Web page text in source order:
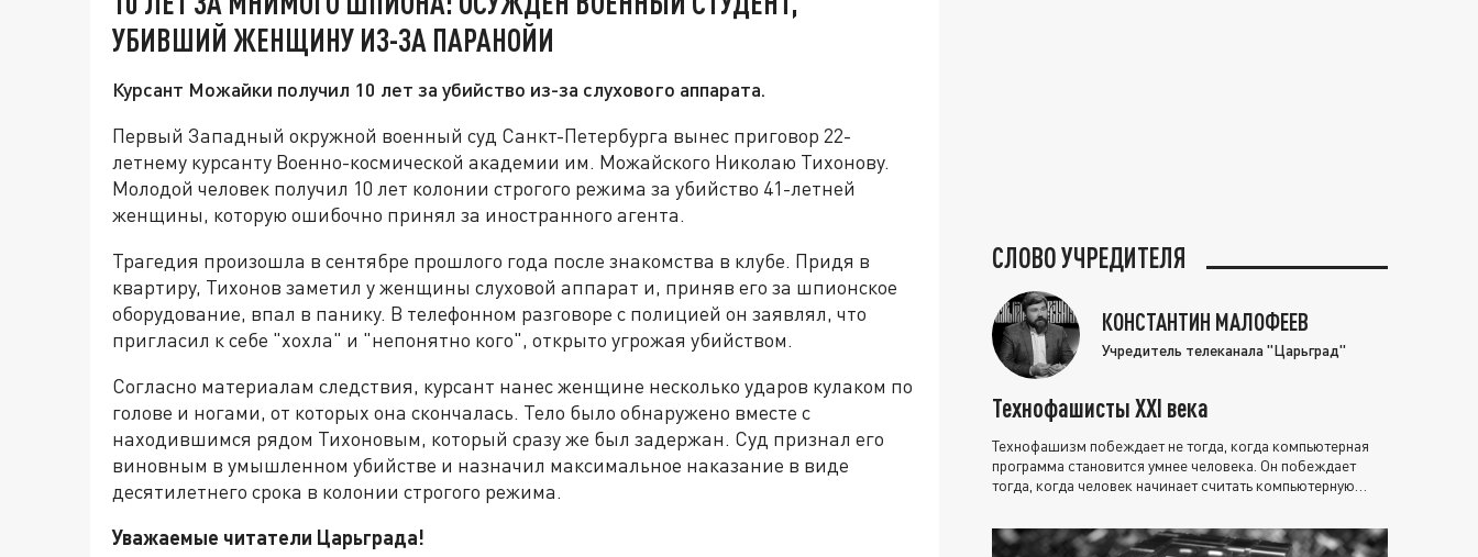
УБИВШИЙ ЖЕНЩИНУ ИЗ-ЗА ПАРАНОЙИ
Курсант Можайки получил 10 лет за убийство из-за слухового аппарата.
Первый Западный окружной военный суд Санкт-Петербурга вынес приговор 22-
летнему курсанту Военно-космической академии им. Можайского Николаю Тихонову.
Молодой человек получил 10 лет колонии строгого режима за убийство 41-летней
женщины, которую ошибочно принял за иностранного агента.
Трагедия произошла в сентябре прошлого года после знакомства в клубе. Придя в
квартиру, Тихонов заметил у женщины слуховой аппарат и, приняв его за шпионское
оборудование, впал в панику. В телефонном разговоре с полицией он заявлял, что
пригласил к себе "хохла" и "непонятно кого", открыто угрожая убийством.
Согласно материалам следствия, курсант нанес женщине несколько ударов кулаком по
голове и ногами, от которых она скончалась. Тело было обнаружено вместе с
находившимся рядом Тихоновым, который сразу же был задержан. Суд признал его
виновным в умышленном убийстве и назначил максимальное наказание в виде
десятилетнего срока в колонии строгого режима.
Уважаемые читатели Царьграда!
СЛОВО УЧРЕДИТЕЛЯ
КОНСТАНТИН МАЛОФЕЕВ
Учредитель телеканала "Царьград"
Технофашисты XXI века
Технофашизм побеждает не тогда, когда компьютерная
программа становится умнее человека. Он побеждает
тогда, когда человек начинает считать компьютерную